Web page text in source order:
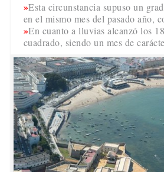
Esta circunstancia supuso un
en el mismo mes del pasado año,
En cuanto a lluvias alcanzó los
cuadrado, siendo un mes de